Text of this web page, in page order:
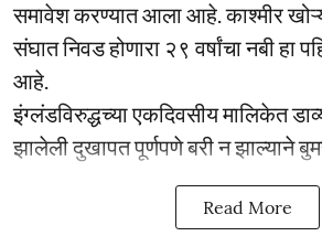
समावेश करण्यात आला आहे. काश्मीर
संघात निवड होणारा २९ वर्षांचा नबी हा
आहे.
इंग्लंडविरुद्धच्या एकदिवसीय मालिकेत
झालेली दुखापत पूर्णपणे बरी न झाल्याने
Read More